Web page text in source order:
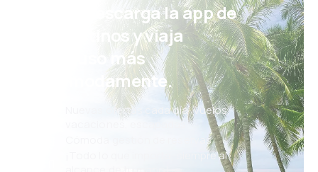
¡Eh! Descarga la app de
eDestinos y viaja
incluso más
cómodamente.
Nuevas ofertas cada día: vuelos,
vacaciones, escapadas
Cómoda gestión de reservas
¡Todo lo que importa, siempre al